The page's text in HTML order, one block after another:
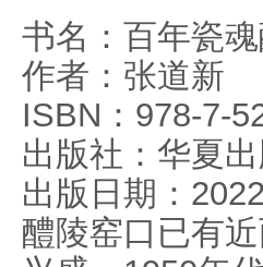
书名：百年瓷
作者：张道新
ISBN：978-7-
出版社：华夏
出版日期：
醴陵窑口已有